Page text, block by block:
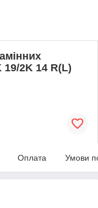
19/2K 14 R(L)
Оплата Умови